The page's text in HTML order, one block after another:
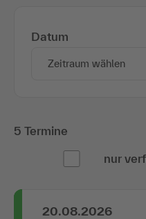
Datum
Zeitraum wählen
5 Termine
nur
20.08.2026